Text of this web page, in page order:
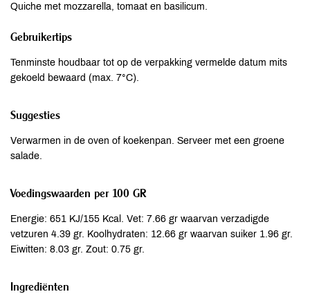
Quiche met mozzarella, tomaat en basilicum.
Gebruikertips
Tenminste houdbaar tot op de verpakking vermelde datum mits
gekoeld bewaard (max. 7°C).
Suggesties
Verwarmen in de oven of koekenpan. Serveer met een groene
salade.
Voedingswaarden per 100 GR
Energie: 651 KJ/155 Kcal. Vet: 7.66 gr waarvan verzadigde
vetzuren 4.39 gr. Koolhydraten: 12.66 gr waarvan suiker 1.96 gr.
Eiwitten: 8.03 gr. Zout: 0.75 gr.
Ingrediënten